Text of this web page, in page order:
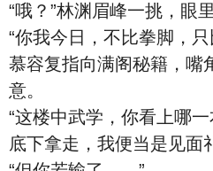
“哦？”林渊眉峰一挑，眼
“你我今日，不比拳脚，只
慕容复指向满阁秘籍，嘴
意。
“这楼中武学，你看上哪
底下拿走，我便当是见面